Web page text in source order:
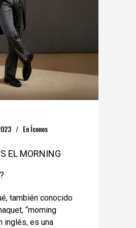
En Íconos
EL MORNING
también conocido
“morning
inglés, es una